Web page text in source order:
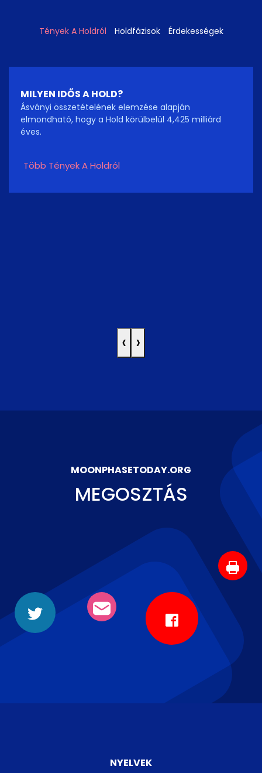
Tények A Holdról Holdfázisok Érdekességek
MILYEN IDŐS A HOLD?
Ásványi összetételének elemzése alapján
elmondható, hogy a Hold körülbelül 4,425 milliárd
éves.
Több Tények A Holdról
‹ ›
MOONPHASETODAY.ORG
MEGOSZTÁS
NYELVEK